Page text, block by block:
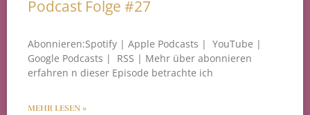
Podcast Folge #27
Abonnieren:Spotify | Apple Podcasts | YouTube |
Google Podcasts | RSS | Mehr über abonnieren
erfahren n dieser Episode betrachte ich
MEHR LESEN »